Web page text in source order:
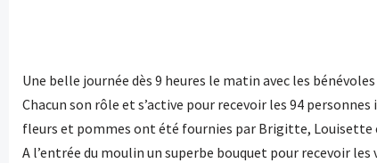
Une belle journée dès 9 heures le matin avec les
Chacun son rôle et s’active pour recevoir les 94
fleurs et pommes ont été fournies par Brigitte, Louisette
A l’entrée du moulin un superbe bouquet pour recevoir les